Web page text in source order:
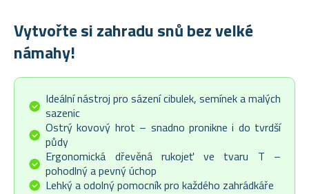
Vytvořte si zahradu snů bez velké
námahy!
Ideální nástroj pro sázení cibulek, semínek a malých
sazenic
Ostrý kovový hrot – snadno pronikne i do tvrdší
půdy
Ergonomická dřevěná rukojeť ve tvaru T –
pohodlný a pevný úchop
Lehký a odolný pomocník pro každého zahrádkáře